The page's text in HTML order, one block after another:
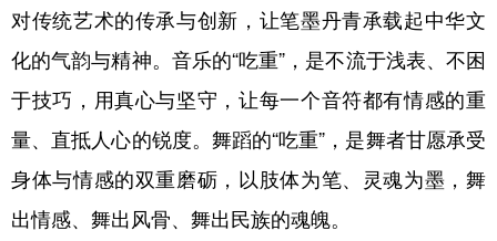
对传统艺术的传承与创新，让笔墨丹青承载起中华文
化的气韵与精神。音乐的“吃重”，是不流于浅表、不困
于技巧，用真心与坚守，让每一个音符都有情感的重
量、直抵人心的锐度。舞蹈的“吃重”，是舞者甘愿承受
身体与情感的双重磨砺，以肢体为笔、灵魂为墨，舞
出情感、舞出风骨、舞出民族的魂魄。